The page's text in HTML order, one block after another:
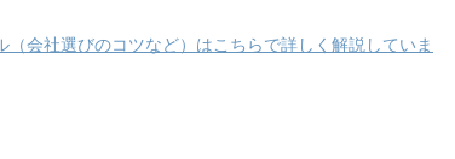
会社選びのコツなど）はこちらで詳しく解説していま